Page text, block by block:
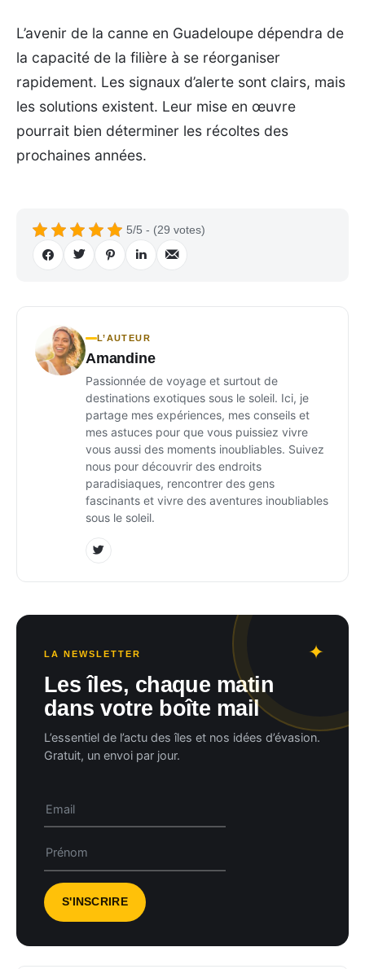
L’avenir de la canne en Guadeloupe dépendra de
la capacité de la filière à se réorganiser
rapidement. Les signaux d’alerte sont clairs, mais
les solutions existent. Leur mise en œuvre
pourrait bien déterminer les récoltes des
prochaines années.
5/5 - (29 votes)
L’AUTEUR
Amandine
Passionnée de voyage et surtout de
destinations exotiques sous le soleil. Ici, je
partage mes expériences, mes conseils et
mes astuces pour que vous puissiez vivre
vous aussi des moments inoubliables. Suivez
nous pour découvrir des endroits
paradisiaques, rencontrer des gens
fascinants et vivre des aventures inoubliables
sous le soleil.
LA NEWSLETTER
Les îles, chaque matin
dans votre boîte mail
L’essentiel de l’actu des îles et nos idées d’évasion.
Gratuit, un envoi par jour.